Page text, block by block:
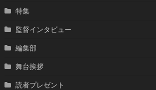
特集
監督インタビュー
編集部
舞台挨拶
読者プレゼント